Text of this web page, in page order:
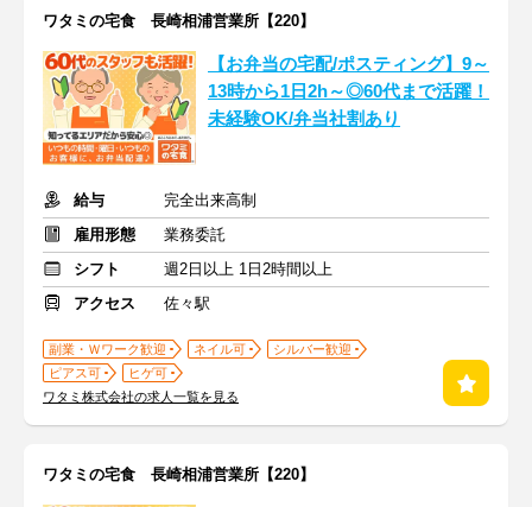
ワタミの宅食 長崎相浦営業所【220】
【お弁当の宅配/ポスティング】9～
13時から1日2h～◎60代まで活躍！
未経験OK/弁当社割あり
給与
完全出来高制
雇用形態
業務委託
シフト
週2日以上 1日2時間以上
アクセス
佐々駅
副業・Ｗワーク歓迎 ネイル可
シルバー歓迎
ピアス可
ヒゲ可
ワタミ株式会社の求人一覧を見る
ワタミの宅食 長崎相浦営業所【220】